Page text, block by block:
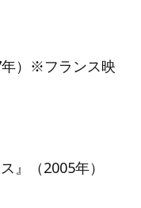
年）※フランス映
』（2005年）